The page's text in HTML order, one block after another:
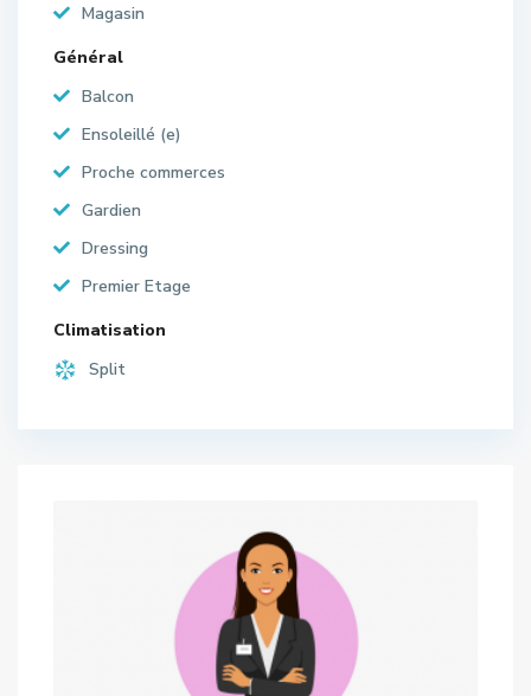
Magasin
Général
Balcon
Ensoleillé (e)
Proche commerces
Gardien
Dressing
Premier Etage
Climatisation
Split